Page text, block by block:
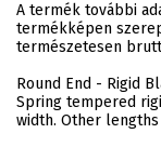
A termék további
termékképen
természetesen
Round End - Rigid
Spring tempered
width. Other